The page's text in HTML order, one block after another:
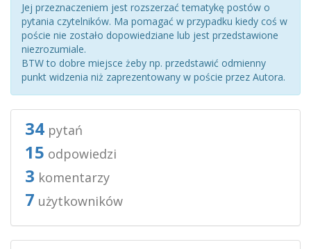
Jej przeznaczeniem jest rozszerzać tematykę postów o
pytania czytelników. Ma pomagać w przypadku kiedy coś w
poście nie zostało dopowiedziane lub jest przedstawione
niezrozumiale.
BTW to dobre miejsce żeby np. przedstawić odmienny
punkt widzenia niż zaprezentowany w poście przez Autora.
34 pytań
15 odpowiedzi
3 komentarzy
7 użytkowników